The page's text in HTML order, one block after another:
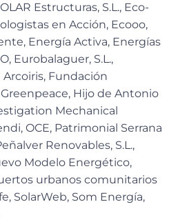
Estructuras, S.L., Eco-
en Acción, Ecooo,
Energía Activa, Energías
Eurobalaguer, S.L.,
Fundación
Hijo de Antonio
Mechanical
OCE, Patrimonial Serrana
Renovables, S.L.,
Modelo Energético,
urbanos comunitarios
SolarWeb, Som Energía,